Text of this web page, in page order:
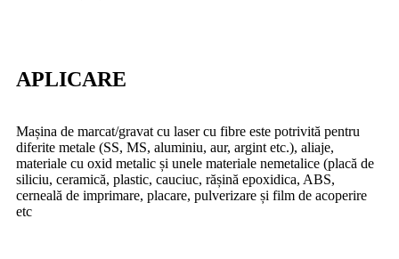
APLICARE
Mașina de marcat/gravat cu laser cu fibre este potrivită pentru
diferite metale (SS, MS, aluminiu, aur, argint etc.), aliaje,
materiale cu oxid metalic și unele materiale nemetalice (placă de
siliciu, ceramică, plastic, cauciuc, rășină epoxidica, ABS,
cerneală de imprimare, placare, pulverizare și film de acoperire
etc